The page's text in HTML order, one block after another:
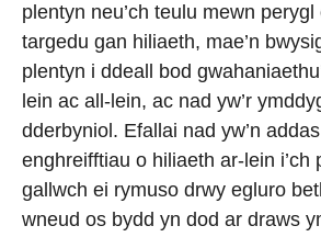
plentyn neu’ch teulu mewn perygl
targedu gan hiliaeth, mae’n
plentyn i ddeall bod
lein ac all-lein, ac nad yw’r
dderbyniol. Efallai nad yw’n
enghreifftiau o hiliaeth ar-lein i’ch
gallwch ei rymuso drwy egluro
wneud os bydd yn dod ar draws